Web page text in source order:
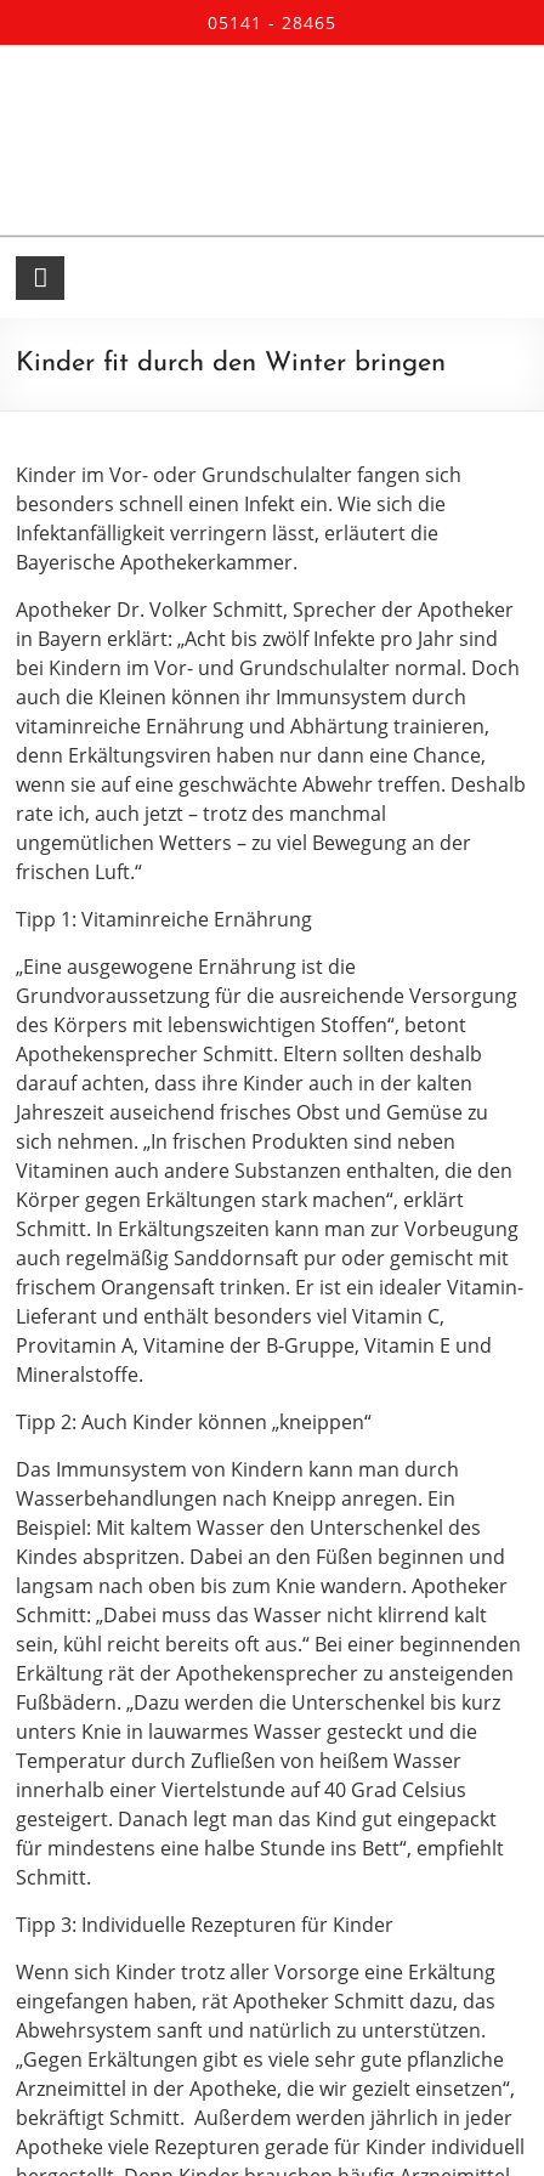
05141 - 28465
Kinder fit durch den Winter bringen
Kinder im Vor- oder Grundschulalter fangen sich
besonders schnell einen Infekt ein. Wie sich die
Infektanfälligkeit verringern lässt, erläutert die
Bayerische Apothekerkammer.
Apotheker Dr. Volker Schmitt, Sprecher der Apotheker
in Bayern erklärt: „Acht bis zwölf Infekte pro Jahr sind
bei Kindern im Vor- und Grundschulalter normal. Doch
auch die Kleinen können ihr Immunsystem durch
vitaminreiche Ernährung und Abhärtung trainieren,
denn Erkältungsviren haben nur dann eine Chance,
wenn sie auf eine geschwächte Abwehr treffen. Deshalb
rate ich, auch jetzt – trotz des manchmal
ungemütlichen Wetters – zu viel Bewegung an der
frischen Luft.“
Tipp 1: Vitaminreiche Ernährung
„Eine ausgewogene Ernährung ist die
Grundvoraussetzung für die ausreichende Versorgung
des Körpers mit lebenswichtigen Stoffen“, betont
Apothekensprecher Schmitt. Eltern sollten deshalb
darauf achten, dass ihre Kinder auch in der kalten
Jahreszeit auseichend frisches Obst und Gemüse zu
sich nehmen. „In frischen Produkten sind neben
Vitaminen auch andere Substanzen enthalten, die den
Körper gegen Erkältungen stark machen“, erklärt
Schmitt. In Erkältungszeiten kann man zur Vorbeugung
auch regelmäßig Sanddornsaft pur oder gemischt mit
frischem Orangensaft trinken. Er ist ein idealer Vitamin-
Lieferant und enthält besonders viel Vitamin C,
Provitamin A, Vitamine der B-Gruppe, Vitamin E und
Mineralstoffe.
Tipp 2: Auch Kinder können „kneippen“
Das Immunsystem von Kindern kann man durch
Wasserbehandlungen nach Kneipp anregen. Ein
Beispiel: Mit kaltem Wasser den Unterschenkel des
Kindes abspritzen. Dabei an den Füßen beginnen und
langsam nach oben bis zum Knie wandern. Apotheker
Schmitt: „Dabei muss das Wasser nicht klirrend kalt
sein, kühl reicht bereits oft aus.“ Bei einer beginnenden
Erkältung rät der Apothekensprecher zu ansteigenden
Fußbädern. „Dazu werden die Unterschenkel bis kurz
unters Knie in lauwarmes Wasser gesteckt und die
Temperatur durch Zufließen von heißem Wasser
innerhalb einer Viertelstunde auf 40 Grad Celsius
gesteigert. Danach legt man das Kind gut eingepackt
für mindestens eine halbe Stunde ins Bett“, empfiehlt
Schmitt.
Tipp 3: Individuelle Rezepturen für Kinder
Wenn sich Kinder trotz aller Vorsorge eine Erkältung
eingefangen haben, rät Apotheker Schmitt dazu, das
Abwehrsystem sanft und natürlich zu unterstützen.
„Gegen Erkältungen gibt es viele sehr gute pflanzliche
Arzneimittel in der Apotheke, die wir gezielt einsetzen“,
bekräftigt Schmitt. Außerdem werden jährlich in jeder
Apotheke viele Rezepturen gerade für Kinder individuell